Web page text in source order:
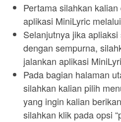
Pertama silahkan
aplikasi MiniLyric melalui
Selanjutnya jika
dengan sempurna,
jalankan aplikasi
Pada bagian halaman
silahkan kalian pilih
yang ingin kalian
silahkan klik pada opsi